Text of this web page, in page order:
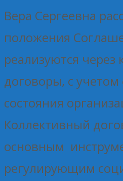
Вера Сергеевна
положения
реализуются через
договоры, с
состояния
Коллективный
основным
регулирующим